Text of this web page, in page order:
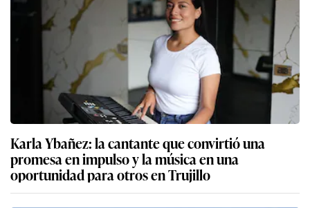
Karla Ybañez: la cantante que convirtió una
promesa en impulso y la música en una
oportunidad para otros en Trujillo